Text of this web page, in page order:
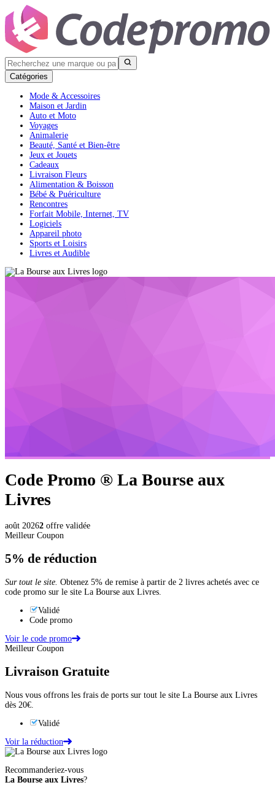
Catégories
Mode & Accessoires
Maison et Jardin
Auto et Moto
Voyages
Animalerie
Beauté, Santé et Bien-être
Jeux et Jouets
Cadeaux
Livraison Fleurs
Alimentation & Boisson
Bébé & Puériculture
Rencontres
Forfait Mobile, Internet, TV
Logiciels
Appareil photo
Sports et Loisirs
Livres et Audible
Code Promo ® La Bourse aux
Livres
août 20262 offre validée
Meilleur Coupon
5% de réduction
Sur tout le site. Obtenez 5% de remise à partir de 2 livres achetés avec ce
code promo sur le site La Bourse aux Livres.
Validé
Code promo
Voir le code promo
Meilleur Coupon
Livraison Gratuite
Nous vous offrons les frais de ports sur tout le site La Bourse aux Livres
dès 20€.
Validé
Voir la réduction
Recommanderiez-vous
La Bourse aux Livres?